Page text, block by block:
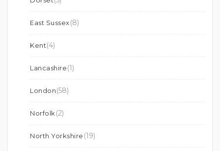
East Sussex(8)
Kent(4)
Lancashire(1)
London(58)
Norfolk (2)
North Yorkshire (19)